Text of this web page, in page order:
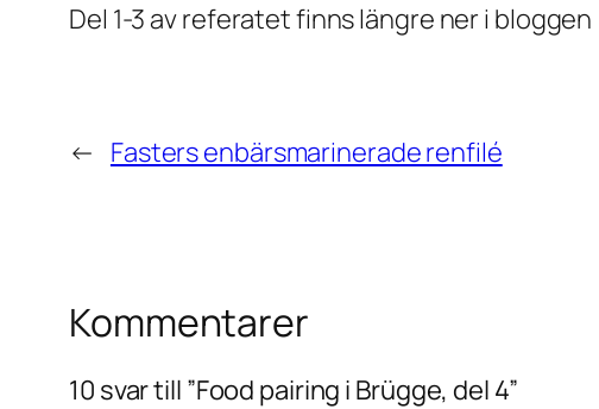
Del 1-3 av referatet finns längre ner i bloggen
← Fasters enbärsmarinerade renfilé
Kommentarer
10 svar till ”Food pairing i Brügge, del 4”